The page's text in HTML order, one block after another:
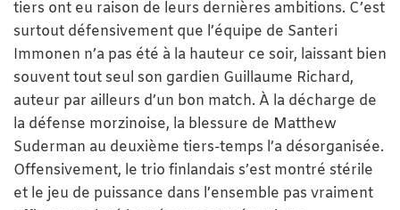
tiers ont eu raison de leurs dernières ambitions. C’est
surtout défensivement que l’équipe de Santeri
Immonen n’a pas été à la hauteur ce soir, laissant bien
souvent tout seul son gardien Guillaume Richard,
auteur par ailleurs d’un bon match. À la décharge de
la défense morzinoise, la blessure de Matthew
Suderman au deuxième tiers-temps l’a désorganisée.
Offensivement, le trio finlandais s’est montré stérile
et le jeu de puissance dans l’ensemble pas vraiment